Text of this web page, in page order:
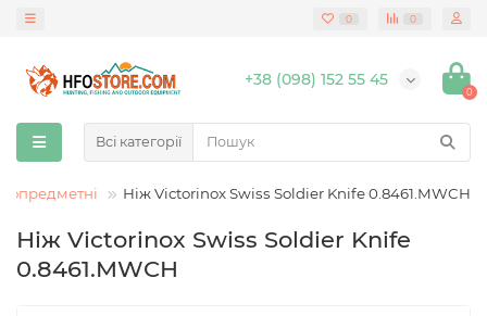
0 0
+38 (098) 152 55 45
0
Всі категорії
Ніж Victorinox Swiss Soldier Knife 0.8461.MWCH
Ніж Victorinox Swiss Soldier Knife
0.8461.MWCH